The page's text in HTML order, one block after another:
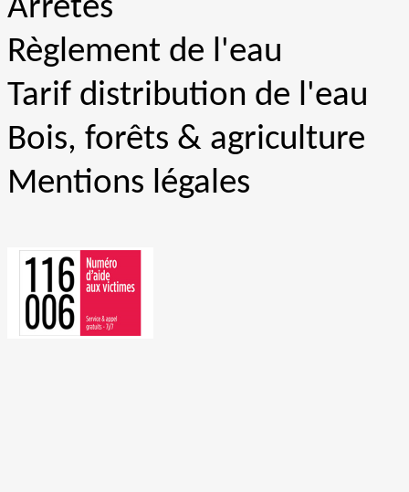
Arrêtés
Règlement de l'eau
Tarif distribution de l'eau
Bois, forêts & agriculture
Mentions légales